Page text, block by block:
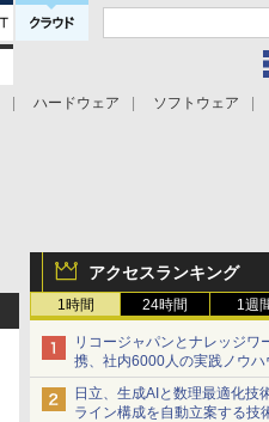
ハードウェア
ソフトウェア
アクセスランキング
1時間 24時間 1週
リコージャパンとナレッジワ
携、社内6000人の実践ノウ
商談記録 for RICOH」を展開
日立、生成AIと数理最適化技
ライン構成を自動立案する技